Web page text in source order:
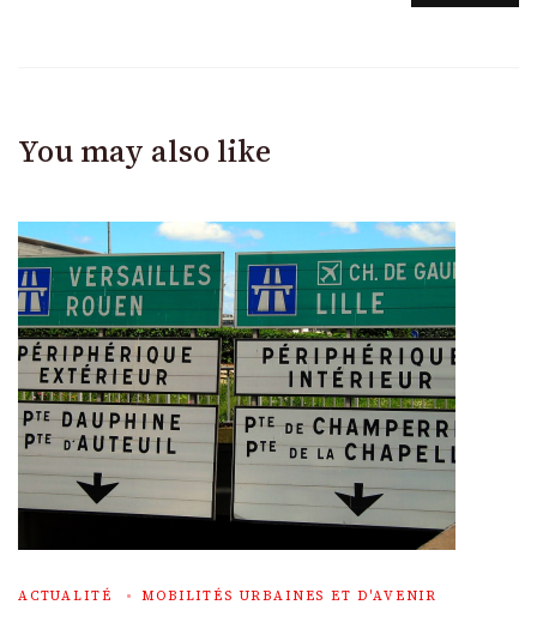
You may also like
ACTUALITÉ MOBILITÉS URBAINES ET D'AVENIR